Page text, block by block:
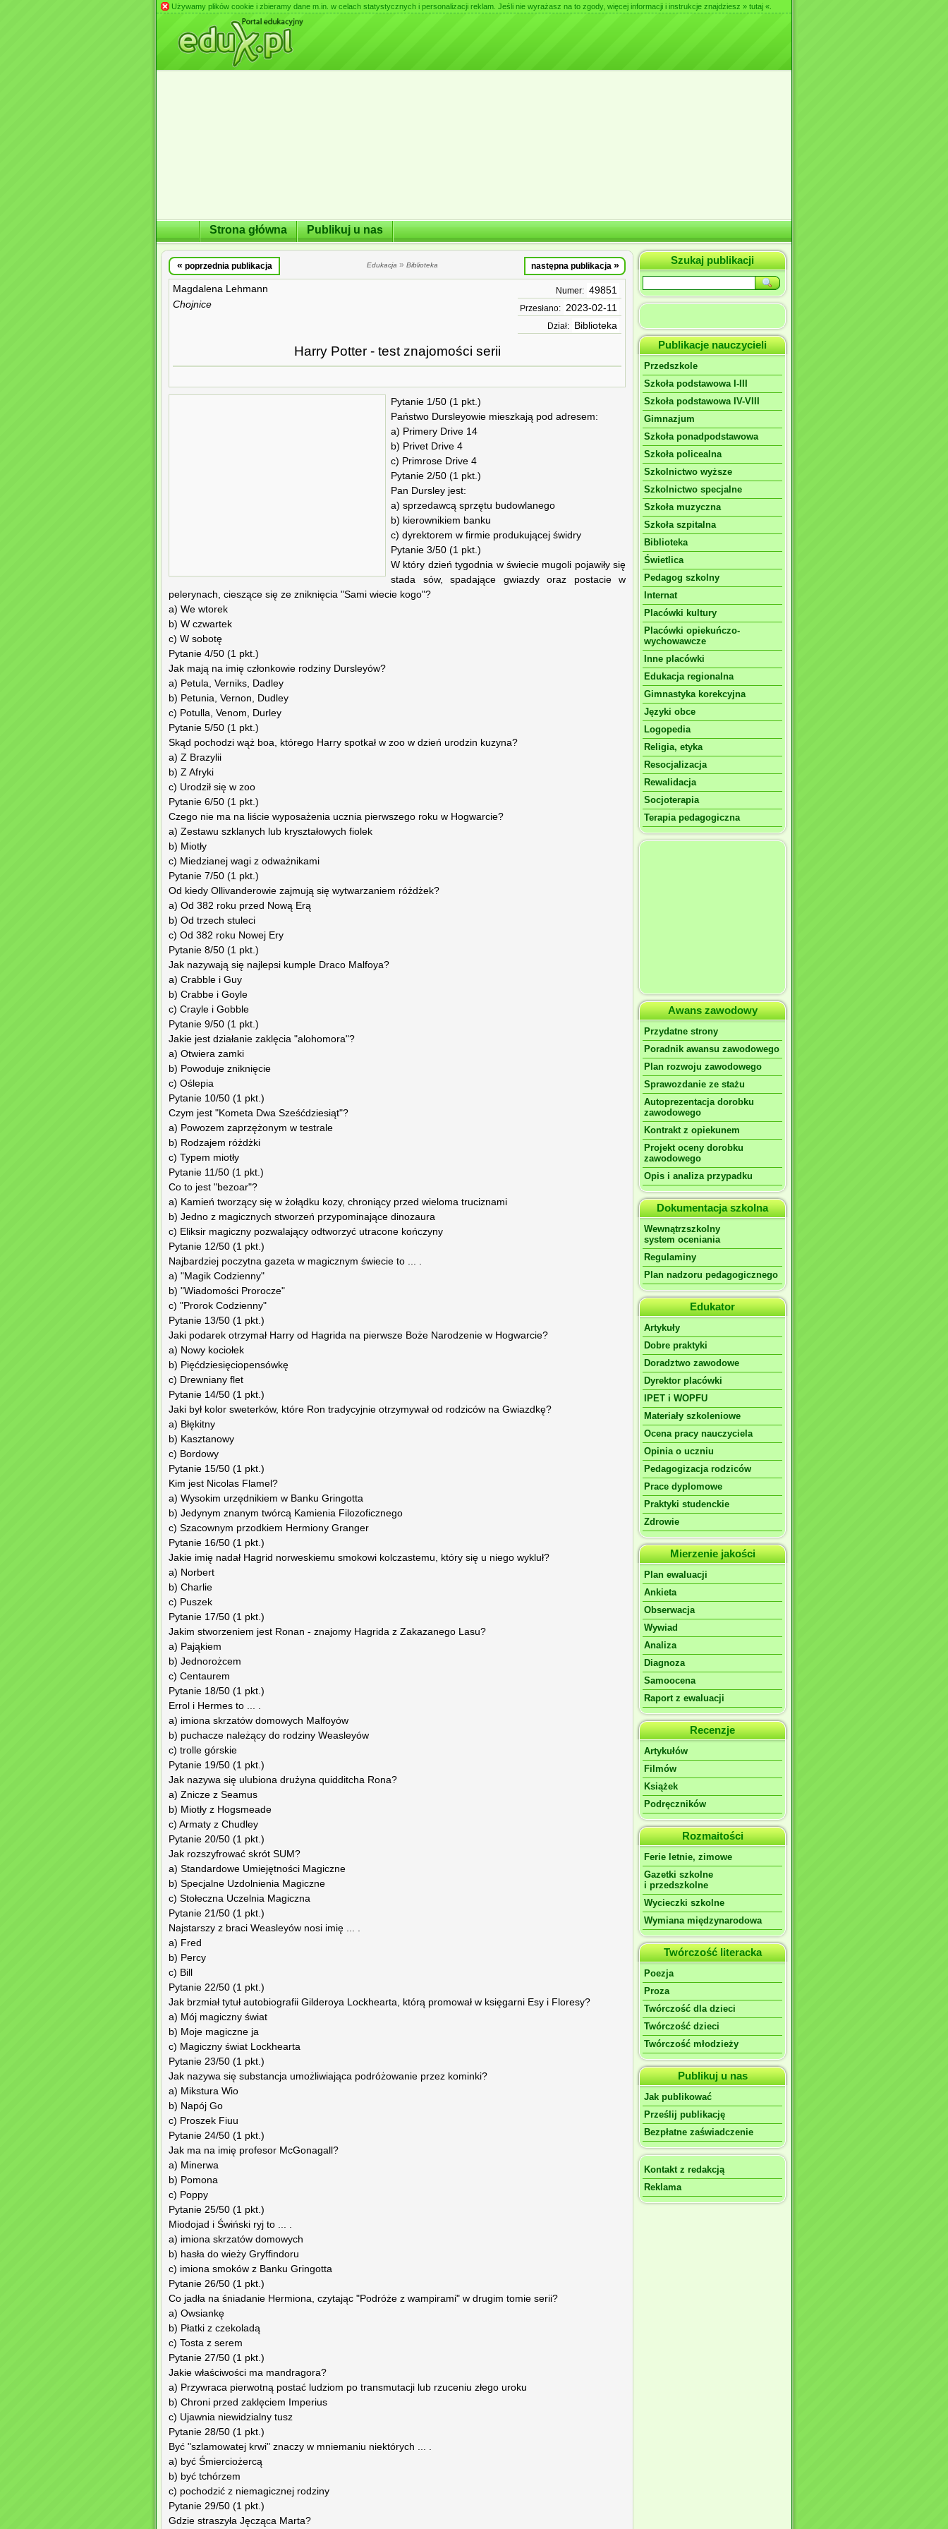
Używamy plików cookie i zbieramy dane m.in. w celach statystycznych i personalizacji reklam. Jeśli nie wyrażasz na to zgody, więcej informacji i instrukcje znajdziesz » tutaj «
Strona główna Publikuj u nas
« poprzednia publikacja Edukacja » Biblioteka następna publikacja »
Magdalena Lehmann
Chojnice
Numer: 49851
Przesłano: 2023-02-11
Dział: Biblioteka
Harry Potter - test znajomości serii
Pytanie 1/50 (1 pkt.)
Państwo Dursleyowie mieszkają pod adresem:
a) Primery Drive 14
b) Privet Drive 4
c) Primrose Drive 4
Pytanie 2/50 (1 pkt.)
Pan Dursley jest:
a) sprzedawcą sprzętu budowlanego
b) kierownikiem banku
c) dyrektorem w firmie produkującej świdry
Pytanie 3/50 (1 pkt.)
W który dzień tygodnia w świecie mugoli pojawiły się
stada sów, spadające gwiazdy oraz postacie w
pelerynach, cieszące się ze zniknięcia "Sami wiecie kogo"?
a) We wtorek
b) W czwartek
c) W sobotę
Pytanie 4/50 (1 pkt.)
Jak mają na imię członkowie rodziny Dursleyów?
a) Petula, Verniks, Dadley
b) Petunia, Vernon, Dudley
c) Potulla, Venom, Durley
Pytanie 5/50 (1 pkt.)
Skąd pochodzi wąż boa, którego Harry spotkał w zoo w dzień urodzin kuzyna?
a) Z Brazylii
b) Z Afryki
c) Urodził się w zoo
Pytanie 6/50 (1 pkt.)
Czego nie ma na liście wyposażenia ucznia pierwszego roku w Hogwarcie?
a) Zestawu szklanych lub kryształowych fiolek
b) Miotły
c) Miedzianej wagi z odważnikami
Pytanie 7/50 (1 pkt.)
Od kiedy Ollivanderowie zajmują się wytwarzaniem różdżek?
a) Od 382 roku przed Nową Erą
b) Od trzech stuleci
c) Od 382 roku Nowej Ery
Pytanie 8/50 (1 pkt.)
Jak nazywają się najlepsi kumple Draco Malfoya?
a) Crabble i Guy
b) Crabbe i Goyle
c) Crayle i Gobble
Pytanie 9/50 (1 pkt.)
Jakie jest działanie zaklęcia "alohomora"?
a) Otwiera zamki
b) Powoduje zniknięcie
c) Oślepia
Pytanie 10/50 (1 pkt.)
Czym jest "Kometa Dwa Sześćdziesiąt"?
a) Powozem zaprzężonym w testrale
b) Rodzajem różdżki
c) Typem miotły
Pytanie 11/50 (1 pkt.)
Co to jest "bezoar"?
a) Kamień tworzący się w żołądku kozy, chroniący przed wieloma truciznami
b) Jedno z magicznych stworzeń przypominające dinozaura
c) Eliksir magiczny pozwalający odtworzyć utracone kończyny
Pytanie 12/50 (1 pkt.)
Najbardziej poczytna gazeta w magicznym świecie to ... .
a) "Magik Codzienny"
b) "Wiadomości Prorocze"
c) "Prorok Codzienny"
Pytanie 13/50 (1 pkt.)
Jaki podarek otrzymał Harry od Hagrida na pierwsze Boże Narodzenie w Hogwarcie?
a) Nowy kociołek
b) Pięćdziesięciopensówkę
c) Drewniany flet
Pytanie 14/50 (1 pkt.)
Jaki był kolor sweterków, które Ron tradycyjnie otrzymywał od rodziców na Gwiazdkę?
a) Błękitny
b) Kasztanowy
c) Bordowy
Pytanie 15/50 (1 pkt.)
Kim jest Nicolas Flamel?
a) Wysokim urzędnikiem w Banku Gringotta
b) Jedynym znanym twórcą Kamienia Filozoficznego
c) Szacownym przodkiem Hermiony Granger
Pytanie 16/50 (1 pkt.)
Jakie imię nadał Hagrid norweskiemu smokowi kolczastemu, który się u niego wykluł?
a) Norbert
b) Charlie
c) Puszek
Pytanie 17/50 (1 pkt.)
Jakim stworzeniem jest Ronan - znajomy Hagrida z Zakazanego Lasu?
a) Pająkiem
b) Jednorożcem
c) Centaurem
Pytanie 18/50 (1 pkt.)
Errol i Hermes to ... .
a) imiona skrzatów domowych Malfoyów
b) puchacze należący do rodziny Weasleyów
c) trolle górskie
Pytanie 19/50 (1 pkt.)
Jak nazywa się ulubiona drużyna quidditcha Rona?
a) Znicze z Seamus
b) Miotły z Hogsmeade
c) Armaty z Chudley
Pytanie 20/50 (1 pkt.)
Jak rozszyfrować skrót SUM?
a) Standardowe Umiejętności Magiczne
b) Specjalne Uzdolnienia Magiczne
c) Stołeczna Uczelnia Magiczna
Pytanie 21/50 (1 pkt.)
Najstarszy z braci Weasleyów nosi imię ... .
a) Fred
b) Percy
c) Bill
Pytanie 22/50 (1 pkt.)
Jak brzmiał tytuł autobiografii Gilderoya Lockhearta, którą promował w księgarni Esy i Floresy?
a) Mój magiczny świat
b) Moje magiczne ja
c) Magiczny świat Lockhearta
Pytanie 23/50 (1 pkt.)
Jak nazywa się substancja umożliwiająca podróżowanie przez kominki?
a) Mikstura Wio
b) Napój Go
c) Proszek Fiuu
Pytanie 24/50 (1 pkt.)
Jak ma na imię profesor McGonagall?
a) Minerwa
b) Pomona
c) Poppy
Pytanie 25/50 (1 pkt.)
Miodojad i Świński ryj to ... .
a) imiona skrzatów domowych
b) hasła do wieży Gryffindoru
c) imiona smoków z Banku Gringotta
Pytanie 26/50 (1 pkt.)
Co jadła na śniadanie Hermiona, czytając "Podróże z wampirami" w drugim tomie serii?
a) Owsiankę
b) Płatki z czekoladą
c) Tosta z serem
Pytanie 27/50 (1 pkt.)
Jakie właściwości ma mandragora?
a) Przywraca pierwotną postać ludziom po transmutacji lub rzuceniu złego uroku
b) Chroni przed zaklęciem Imperius
c) Ujawnia niewidzialny tusz
Pytanie 28/50 (1 pkt.)
Być "szlamowatej krwi" znaczy w mniemaniu niektórych ... .
a) być Śmierciożercą
b) być tchórzem
c) pochodzić z niemagicznej rodziny
Pytanie 29/50 (1 pkt.)
Gdzie straszyła Jęcząca Marta?
Szukaj publikacji
Publikacje nauczycieli
Przedszkole
Szkoła podstawowa I-III
Szkoła podstawowa IV-VIII
Gimnazjum
Szkoła ponadpodstawowa
Szkoła policealna
Szkolnictwo wyższe
Szkolnictwo specjalne
Szkoła muzyczna
Szkoła szpitalna
Biblioteka
Świetlica
Pedagog szkolny
Internat
Placówki kultury
Placówki opiekuńczo-
wychowawcze
Inne placówki
Edukacja regionalna
Gimnastyka korekcyjna
Języki obce
Logopedia
Religia, etyka
Resocjalizacja
Rewalidacja
Socjoterapia
Terapia pedagogiczna
Awans zawodowy
Przydatne strony
Poradnik awansu zawodowego
Plan rozwoju zawodowego
Sprawozdanie ze stażu
Autoprezentacja dorobku
zawodowego
Kontrakt z opiekunem
Projekt oceny dorobku
zawodowego
Opis i analiza przypadku
Dokumentacja szkolna
Wewnątrzszkolny
system oceniania
Regulaminy
Plan nadzoru pedagogicznego
Edukator
Artykuły
Dobre praktyki
Doradztwo zawodowe
Dyrektor placówki
IPET i WOPFU
Materiały szkoleniowe
Ocena pracy nauczyciela
Opinia o uczniu
Pedagogizacja rodziców
Prace dyplomowe
Praktyki studenckie
Zdrowie
Mierzenie jakości
Plan ewaluacji
Ankieta
Obserwacja
Wywiad
Analiza
Diagnoza
Samoocena
Raport z ewaluacji
Recenzje
Artykułów
Filmów
Książek
Podręczników
Rozmaitości
Ferie letnie, zimowe
Gazetki szkolne
i przedszkolne
Wycieczki szkolne
Wymiana międzynarodowa
Twórczość literacka
Poezja
Proza
Twórczość dla dzieci
Twórczość dzieci
Twórczość młodzieży
Publikuj u nas
Jak publikować
Prześlij publikację
Bezpłatne zaświadczenie
Kontakt z redakcją
Reklama